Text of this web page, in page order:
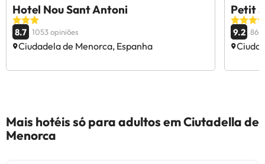
Hotel Nou Sant Antoni
8.7 1053 opiniões
Ciudadela de Menorca, Espanha
Petit
9.2 860
Mais hotéis só para adultos em Ciutadella de
Menorca